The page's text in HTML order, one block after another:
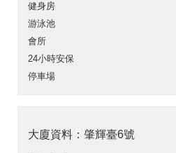
健身房
游泳池
會所
24小時安保
停車場
大廈資料：肇輝臺6號